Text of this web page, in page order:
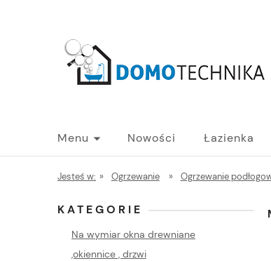
Menu Nowości Łazienka
PROGRAM B2B - HURT Blog
Jesteś w: » Ogrzewanie » Ogrzewanie
KATEGORIE
Na wymiar okna drewniane
,okiennice , drzwi